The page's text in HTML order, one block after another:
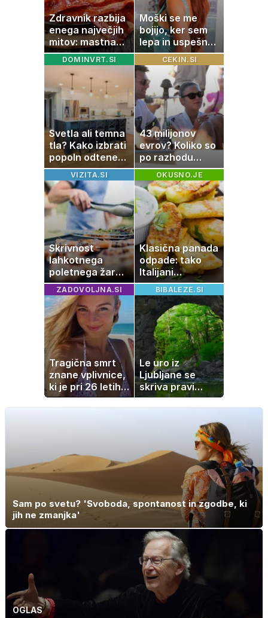
Zdravnik razbija
enega največjih
mitov: mastna
jetra ne
nastanejo zaradi
slanine, temveč
zaradi živila, ki
ga imamo vsi
radi
Moški se me
bojijo, ker sem
lepa in uspešna:
Misica razkrila,
zakaj je še
vedno samska
DOMINVRT.SI
Svetla ali temna
tla? Kako izbrati
popoln odtenek
za vaš dom
CEKIN.SI
43 milijonov
evrov? Koliko so
po razhodu
zahtevale ali
prejele
partnerice
športnih
zvezdnikov
VIZITA.SI
Skrivnost
lahkotnega
poletnega žara,
po katerem ne
boste
potrebovali
popoldanskega
spanca
OKUSNO.JE
Klasična panada
odpade: tako
Italijani
pripravijo
slastne ocvrte
bučke
ZADOVOLJNA.SI
Tragična smrt
znane vplivnice,
ki je pri 26 letih
izgubila boj z
boleznijo
BIBALEZE.SI
Le uro iz
Ljubljane se
skriva pravi
naravni čudež:
izlet, ki bo
navdušil otroke
Sam po svetu? 'Svoboda, spontanost in zgodbe, ki
jih ne zmanjka'
OGLAS